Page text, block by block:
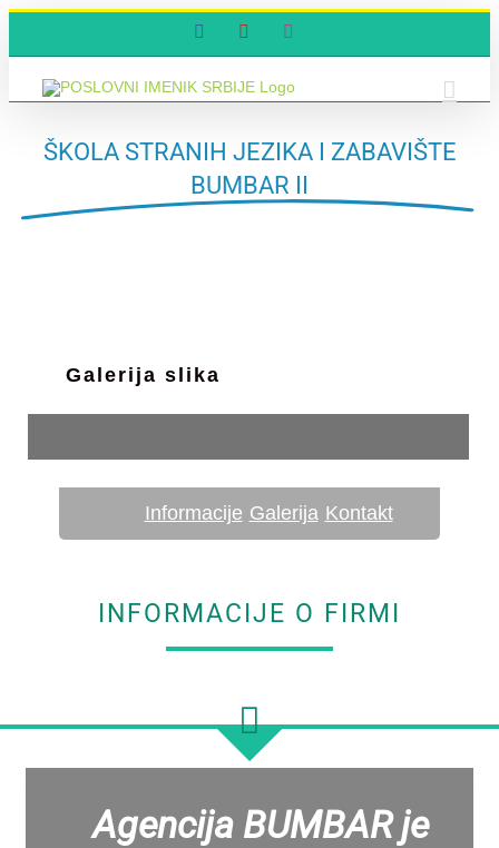
FacebookYouTube
ŠKOLA STRANIH JEZIKA I ZABAVIŠTE
BUMBAR II
Galerija slika
Informacije Galerija Kontakt
INFORMACIJE O FIRMI
Agencija BUMBAR je